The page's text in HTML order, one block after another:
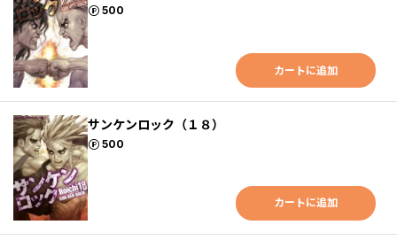
500
ポイント
カートに追加
サンケンロック（１８）
500
ポイント
カートに追加